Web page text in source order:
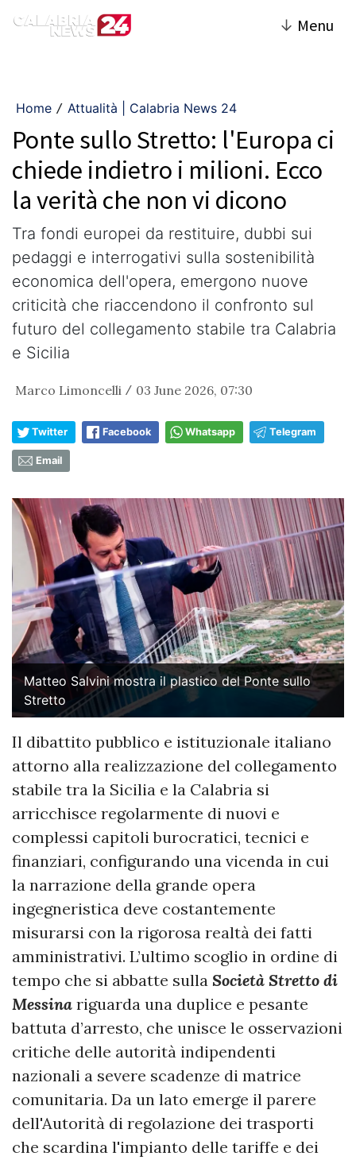
↓ Menu
Home / Attualità | Calabria News 24
Ponte sullo Stretto: l'Europa ci
chiede indietro i milioni. Ecco
la verità che non vi dicono
Tra fondi europei da restituire, dubbi sui
pedaggi e interrogativi sulla sostenibilità
economica dell'opera, emergono nuove
criticità che riaccendono il confronto sul
futuro del collegamento stabile tra Calabria
e Sicilia
Marco Limoncelli / 03 June 2026, 07:30
Twitter Facebook Whatsapp Telegram
Email
Matteo Salvini mostra il plastico del Ponte sullo
Stretto
Il dibattito pubblico e istituzionale italiano
attorno alla realizzazione del collegamento
stabile tra la Sicilia e la Calabria si
arricchisce regolarmente di nuovi e
complessi capitoli burocratici, tecnici e
finanziari, configurando una vicenda in cui
la narrazione della grande opera
ingegneristica deve costantemente
misurarsi con la rigorosa realtà dei fatti
amministrativi. L’ultimo scoglio in ordine di
tempo che si abbatte sulla Società Stretto di
Messina riguarda una duplice e pesante
battuta d’arresto, che unisce le osservazioni
critiche delle autorità indipendenti
nazionali a severe scadenze di matrice
comunitaria. Da un lato emerge il parere
dell'Autorità di regolazione dei trasporti
che scardina l'impianto delle tariffe e dei